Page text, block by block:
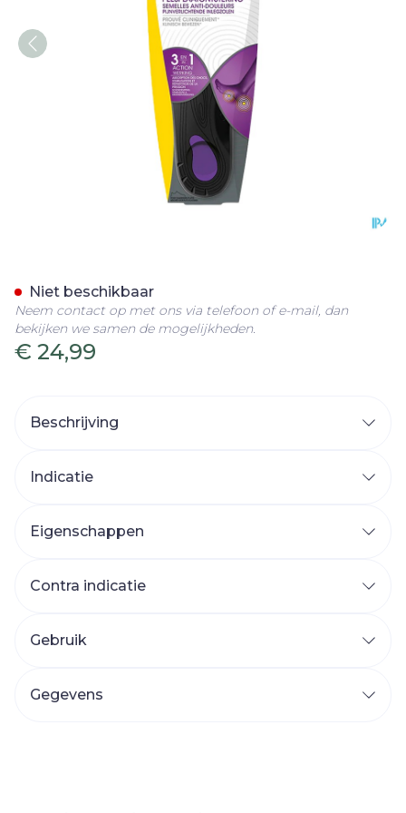
€ 24,99
Niet beschikbaar
Neem contact op met ons via telefoon of e-mail, dan
bekijken we samen de mogelijkheden.
Beschrijving
Indicatie
Eigenschappen
Contra indicatie
Gebruik
Gegevens